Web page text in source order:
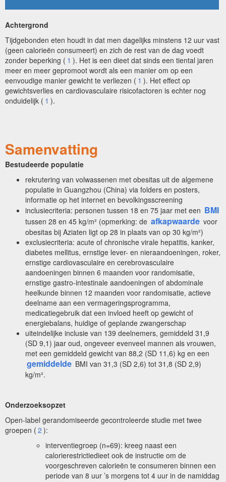
Achtergrond
Tijdgebonden eten houdt in dat men dagelijks minstens 12 uur vast
(geen calorieën consumeert) en zich de rest van de dag voedt
zonder beperking ( 1 ). Het is een dieet dat sinds een tiental jaren
meer en meer gepromoot wordt als een manier om op een
eenvoudige manier gewicht te verliezen ( 1 ). Het effect op
gewichtsverlies en cardiovasculaire risicofactoren is echter nog
onduidelijk ( 1 ).
Samenvatting
Bestudeerde populatie
rekrutering van volwassenen met obesitas uit de algemene
populatie in Guangzhou (China) via folders en posters,
informatie op het internet en bevolkingsscreening
inclusiecriteria: personen tussen 18 en 75 jaar met een BMI
tussen 28 en 45 kg/m² (opmerking: de afkapwaarde voor
obesitas bij Aziaten ligt op 28 in plaats van op 30 kg/m²)
exclusiecriteria: acute of chronische virale hepatitis, kanker,
diabetes mellitus, ernstige lever- en nieraandoeningen, roker,
ernstige cardiovasculaire en cerebrovasculaire
aandoeningen binnen 6 maanden voor randomisatie,
ernstige gastro-intestinale aandoeningen of abdominale
heelkunde binnen 12 maanden voor randomisatie, actieve
deelname aan een vermageringsprogramma,
medicatiegebruik dat een invloed heeft op gewicht of
energiebalans, huidige of geplande zwangerschap
uiteindelijke inclusie van 139 deelnemers, gemiddeld 31,9
(SD 9,1) jaar oud, ongeveer evenveel mannen als vrouwen,
met een gemiddeld gewicht van 88,2 (SD 11,6) kg en een
gemiddelde BMI van 31,3 (SD 2,6) tot 31,8 (SD 2,9)
kg/m².
Onderzoeksopzet
Open-label gerandomiseerde gecontroleerde studie met twee
groepen ( 2 ):
interventiegroep (n=69): kreeg naast een
calorierestrictiedieet ook de instructie om de
voorgeschreven calorieën te consumeren binnen een
periode van 8 uur ’s morgens tot 4 uur in de namiddag